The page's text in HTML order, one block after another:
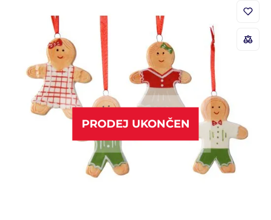
PRODEJ UKONČEN